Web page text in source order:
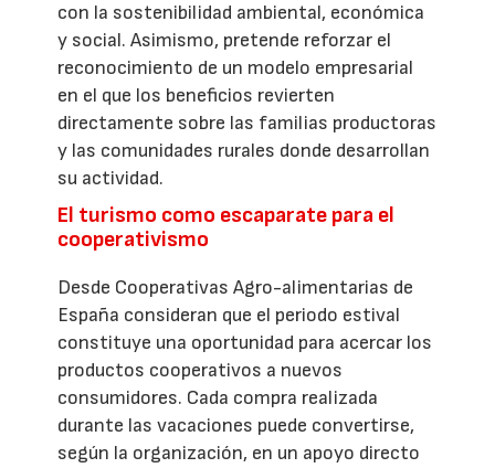
con la sostenibilidad ambiental, económica
y social. Asimismo, pretende reforzar el
reconocimiento de un modelo empresarial
en el que los beneficios revierten
directamente sobre las familias productoras
y las comunidades rurales donde desarrollan
su actividad.
El turismo como escaparate para el
cooperativismo
Desde Cooperativas Agro-alimentarias de
España consideran que el periodo estival
constituye una oportunidad para acercar los
productos cooperativos a nuevos
consumidores. Cada compra realizada
durante las vacaciones puede convertirse,
según la organización, en un apoyo directo